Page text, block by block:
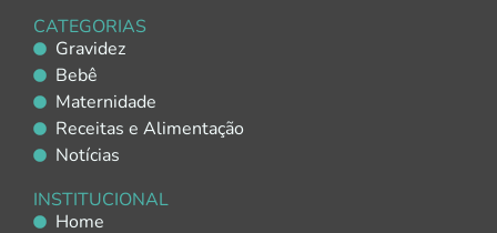
CATEGORIAS
Gravidez
Bebê
Maternidade
Receitas e Alimentação
Notícias
INSTITUCIONAL
Home